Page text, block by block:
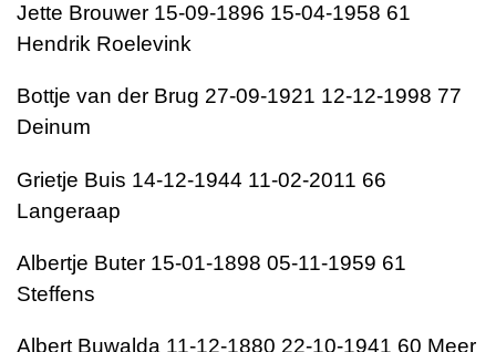
Jette Brouwer 15-09-1896 15-04-1958 61
Hendrik Roelevink
Bottje van der Brug 27-09-1921 12-12-1998 77
Deinum
Grietje Buis 14-12-1944 11-02-2011 66
Langeraap
Albertje Buter 15-01-1898 05-11-1959 61
Steffens
Albert Buwalda 11-12-1880 22-10-1941 60 Meer